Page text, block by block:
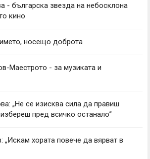
- българска звезда на небосклона
кино
носещо доброта
Маестрото - за музиката и
„Не се изисква сила да правиш
пред всичко останало”
„Искам хората повече да вярват в